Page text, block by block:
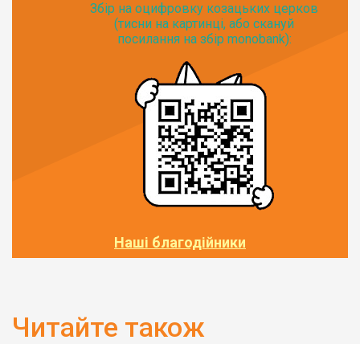
Збір на оцифровку козацьких церков
(тисни на картинці, або скануй
посилання на збір monobank):
Наші благодійники
Читайте також